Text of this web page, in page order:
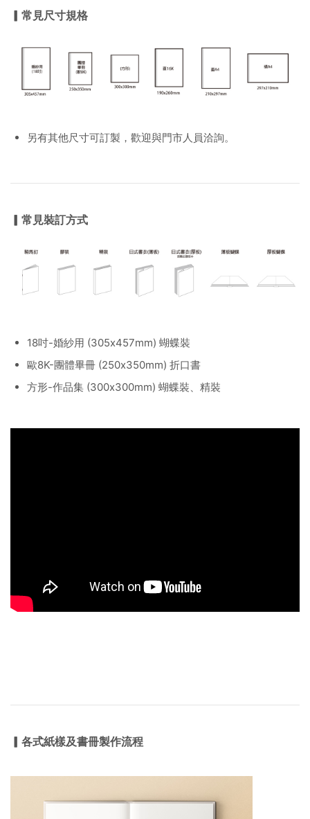
▎常見尺寸規格
另有其他尺寸可訂製，歡迎與門市人員洽詢。
▎常見裝訂方式
18吋-婚紗用 (305x457mm) 蝴蝶裝
歐8K-團體畢冊 (250x350mm) 折口書
方形-作品集 (300x300mm) 蝴蝶裝、精裝
▎各式紙樣及書冊製作流程